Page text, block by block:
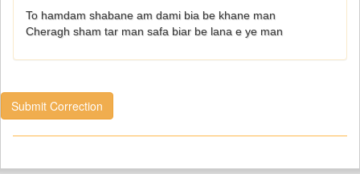
To hamdam shabane am dami bia be khane man
Cheragh sham tar man safa biar be lana e ye man
Submit Correction